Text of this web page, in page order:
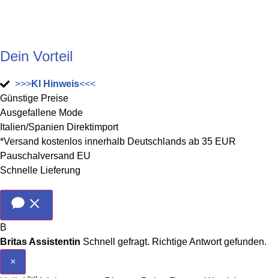
Dein Vorteil
>>>KI Hinweis<<<
Günstige Preise
Ausgefallene Mode
Italien/Spanien Direktimport
*Versand kostenlos innerhalb Deutschlands ab 35 EUR
Pauschalversand EU
Schnelle Lieferung
B
Britas Assistentin Schnell gefragt. Richtige Antwort gefunden.
×